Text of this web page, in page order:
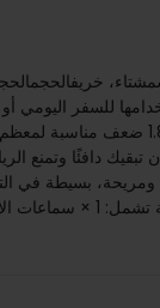
للسفر اليومي
دافئًا وتمنع